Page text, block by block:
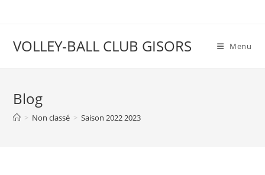
VOLLEY-BALL CLUB GISORS Menu
Blog
> Non classé > Saison 2022 2023